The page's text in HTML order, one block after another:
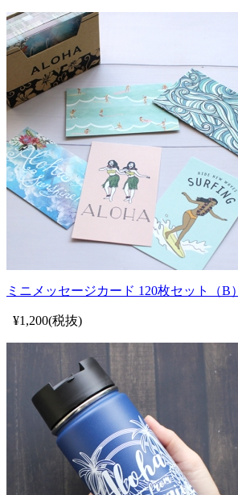
ミニメッセージカード 120枚セット（B）
¥1,200(税抜)